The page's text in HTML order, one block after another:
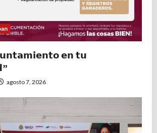
𝗲𝗻 𝘁𝘂
agosto 7, 2026